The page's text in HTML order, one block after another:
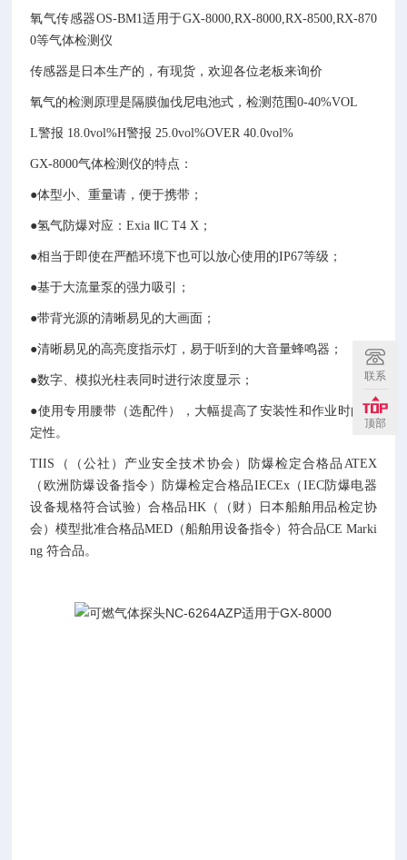
氧气传感器OS-BM1适用于GX-8000,RX-8000,RX-8500,RX-870
0等气体检测仪
传感器是日本生产的，有现货，欢迎各位老板来询价
氧气的检测原理是隔膜伽伐尼电池式，检测范围0-40%VOL
L警报 18.0vol%H警报 25.0vol%OVER 40.0vol%
GX-8000气体检测仪的特点：
●体型小、重量请，便于携带；
●氢气防爆对应：Exia ⅡC T4 X；
●相当于即使在严酷环境下也可以放心使用的IP67等级；
●基于大流量泵的强力吸引；
●带背光源的清晰易见的大画面；
●清晰易见的高亮度指示灯，易于听到的大音量蜂鸣器；
●数字、模拟光柱表同时进行浓度显示；
●使用专用腰带（选配件），大幅提高了安装性和作业时的稳
定性。
TIIS（（公社）产业安全技术协会）防爆检定合格品ATEX
（欧洲防爆设备指令）防爆检定合格品IECEx（IEC防爆电器
设备规格符合试验）合格品HK（（财）日本船舶用品检定协
会）模型批准合格品MED（船舶用设备指令）符合品CE Marki
ng 符合品。
联系
顶部